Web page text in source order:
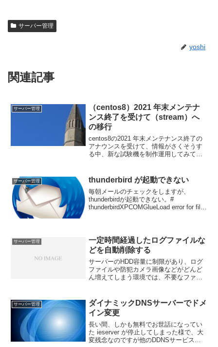
サーバー管理
yoshi
関連記事
サーバー管理
（centos8）2021 年末メンテナ
ンス終了を受けて（stream）へ
の移行
centos8の2021 年末メンテナンス終了の
アナウンスを受けて、情報がさくそうす
る中、新な試験機を制作運用してみて判
ローンHDDを作り、移植した新機で起動
サーバー管理 thunderbird が起動できない
毎朝メールのチェックをしますが、
thunderbirdが起動できない。#
thunderbirdXPCOMGlueLoad error for file
サーバー管理
一定時間経過したログファイルな
どを自動削除する
サーバーのHDD容量に制限があり、ログ
ファイルや防犯カメラ画像などがどんど
ん増えてしまう環境では、不要なファイ
を利用していましたが、今回は find コマ
ンドを...
サーバー管理
ダイナミックDNSサーバーでドメ
イン変更
長い間、しかも無料でお世話になってい
た ieserver が停止してしまった様で、大
変残念なのですが他のDDNSサービスに